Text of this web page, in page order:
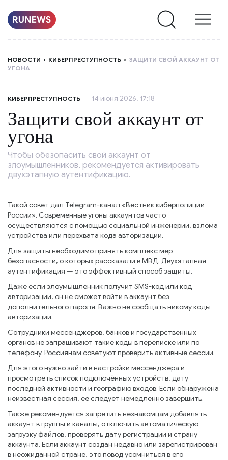
О
НАС
НОВОСТИ КИБЕРПРЕСТУПНОСТЬ
ЗАЩИТИ СВОЙ АККАУНТ ОТ
УГОНА
КИБЕРПРЕСТУПНОСТЬ 14 июня 2026, 17:18
Защити свой аккаунт от
угона
Чтобы обезопасить свой аккаунт от
злоумышленников, рекомендуется активировать
двухэтапную аутентификацию.
Такой совет дал Telegram-канал «Вестник киберполиции
России». Современные угоны аккаунтов часто
осуществляются с помощью социальной инженерии, взлома
устройства или перехвата кода авторизации.
Для защиты необходимо принять комплекс мер
безопасности, о которых рассказали в МВД. Двухэтапная
аутентификация — это эффективный способ защиты.
Даже если злоумышленник получит SMS-код или код
авторизации, он не сможет войти в аккаунт без
дополнительного пароля. Важно не сообщать никому коды
авторизации.
Сотрудники мессенджеров, банков и государственных
органов не запрашивают такие коды в переписке или по
телефону. Россиянам советуют проверить активные сессии.
Для этого нужно зайти в настройки мессенджера и
просмотреть список подключённых устройств, дату
последней активности и географию входов. Если обнаружена
неизвестная сессия, её следует немедленно завершить.
Также рекомендуется запретить незнакомцам добавлять
аккаунт в группы и каналы, отключить автоматическую
загрузку файлов, проверять дату регистрации и страну
аккаунта. Если аккаунт создан недавно или зарегистрирован
в неожиданной стране, это повод усомниться в его